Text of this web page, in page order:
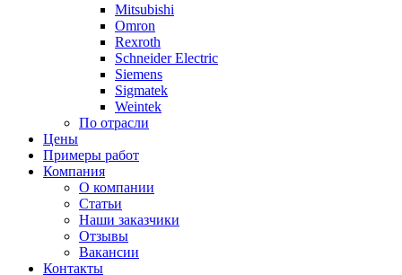
Mitsubishi
Omron
Rexroth
Schneider Electric
Siemens
Sigmatek
Weintek
По отрасли
Цены
Примеры работ
Компания
О компании
Статьи
Наши заказчики
Отзывы
Вакансии
Контакты